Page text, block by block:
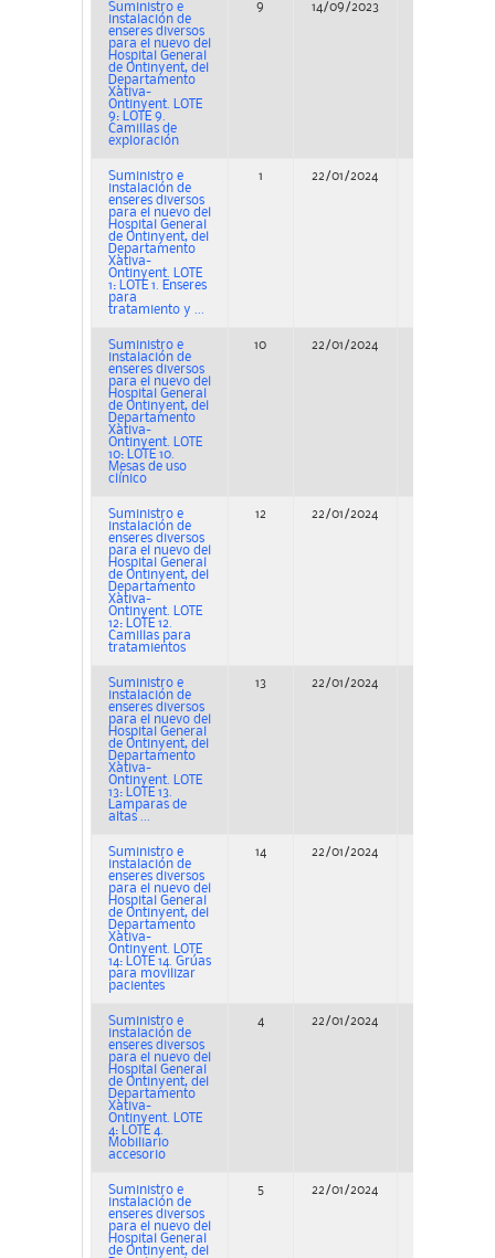
Suministro e
instalación de
enseres diversos
para el nuevo del
Hospital General
de Ontinyent, del
Departamento
Xàtiva-
Ontinyent. LOTE
9: LOTE 9.
Camillas de
exploración
9 14/09/2023
Suministro e
instalación de
enseres diversos
para el nuevo del
Hospital General
de Ontinyent, del
Departamento
Xàtiva-
Ontinyent. LOTE
1: LOTE 1. Enseres
para
tratamiento y ...
1 22/01/2024
Suministro e
instalación de
enseres diversos
para el nuevo del
Hospital General
de Ontinyent, del
Departamento
Xàtiva-
Ontinyent. LOTE
10: LOTE 10.
Mesas de uso
clínico
10 22/01/2024
Suministro e
instalación de
enseres diversos
para el nuevo del
Hospital General
de Ontinyent, del
Departamento
Xàtiva-
Ontinyent. LOTE
12: LOTE 12.
Camillas para
tratamientos
12 22/01/2024
Suministro e
instalación de
enseres diversos
para el nuevo del
Hospital General
de Ontinyent, del
Departamento
Xàtiva-
Ontinyent. LOTE
13: LOTE 13.
Lamparas de
altas ...
13 22/01/2024
Suministro e
instalación de
enseres diversos
para el nuevo del
Hospital General
de Ontinyent, del
Departamento
Xàtiva-
Ontinyent. LOTE
14: LOTE 14. Grúas
para movilizar
pacientes
14 22/01/2024
Suministro e
instalación de
enseres diversos
para el nuevo del
Hospital General
de Ontinyent, del
Departamento
Xàtiva-
Ontinyent. LOTE
4: LOTE 4.
Mobiliario
accesorio
4 22/01/2024
Suministro e
instalación de
enseres diversos
para el nuevo del
Hospital General
de Ontinyent, del
5 22/01/2024